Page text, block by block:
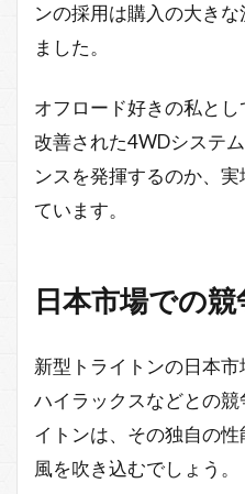
ンの採用は購入の大き
ました。
オフロード好きの私と
改善された4WDシステ
ンスを発揮するのか、
ています。
日本市場での
新型トライトンの日本市
ハイラックスなどとの
イトンは、その独自の
風を吹き込むでしょう。